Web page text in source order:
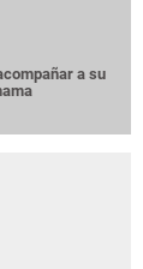
a su